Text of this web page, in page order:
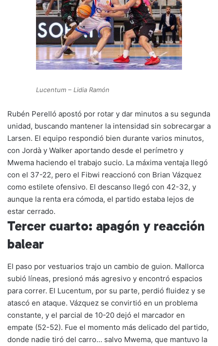
Lucentum – Lidia Ramón
Rubén Perelló apostó por rotar y dar minutos a su segunda
unidad, buscando mantener la intensidad sin sobrecargar a
Larsen. El equipo respondió bien durante varios minutos,
con Jordà y Walker aportando desde el perímetro y
Mwema haciendo el trabajo sucio. La máxima ventaja llegó
con el 37-22, pero el Fibwi reaccionó con Brian Vázquez
como estilete ofensivo. El descanso llegó con 42-32, y
aunque la renta era cómoda, el partido estaba lejos de
estar cerrado.
Tercer cuarto: apagón y reacción
balear
El paso por vestuarios trajo un cambio de guion. Mallorca
subió líneas, presionó más agresivo y encontró espacios
para correr. El Lucentum, por su parte, perdió fluidez y se
atascó en ataque. Vázquez se convirtió en un problema
constante, y el parcial de 10-20 dejó el marcador en
empate (52-52). Fue el momento más delicado del partido,
donde nadie tiró del carro… salvo Mwema, que mantuvo la